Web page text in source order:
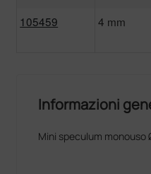
105459 4 mm
Informazioni
Mini speculum monouso